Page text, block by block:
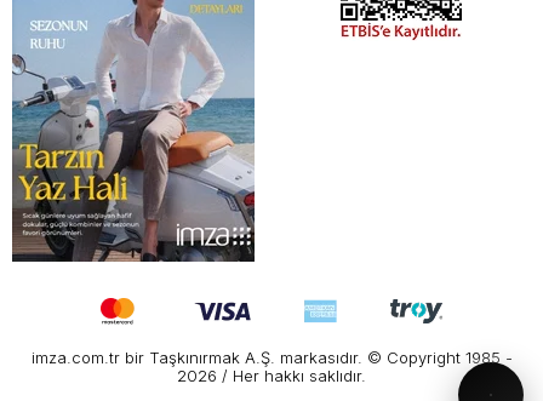
imza.com.tr bir Taşkınırmak A.Ş. markasıdır. © Copyright 1985 -
2026 / Her hakkı saklıdır.